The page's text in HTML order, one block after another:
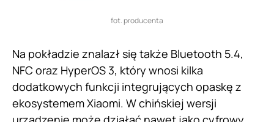
fot. producenta
Na pokładzie znalazł się także Bluetooth 5.4,
NFC oraz HyperOS 3, który wnosi kilka
dodatkowych funkcji integrujących opaskę z
ekosystemem Xiaomi. W chińskiej wersji